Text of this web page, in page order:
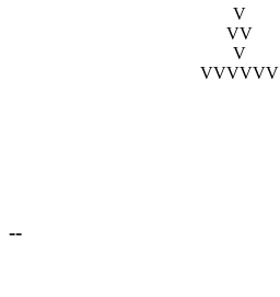
V
VV
V
VVVVVV
--